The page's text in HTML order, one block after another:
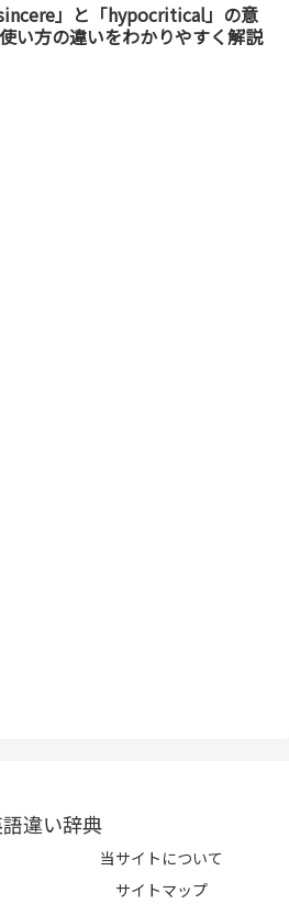
」と「hypocritical」の意
い方の違いをわかりやすく解説
違い辞典
当サイトについて
サイトマップ